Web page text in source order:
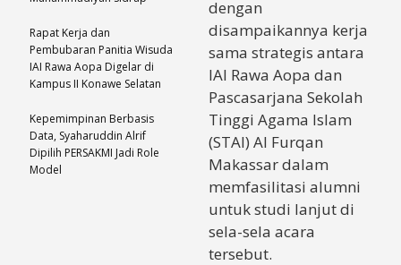
dengan
disampaikannya kerja
sama strategis antara
IAI Rawa Aopa dan
Pascasarjana Sekolah
Tinggi Agama Islam
(STAI) Al Furqan
Makassar dalam
memfasilitasi alumni
untuk studi lanjut di
sela-sela acara
tersebut.
Rapat Kerja dan
Pembubaran Panitia Wisuda
IAI Rawa Aopa Digelar di
Kampus II Konawe Selatan
Kepemimpinan Berbasis
Data, Syaharuddin Alrif
Dipilih PERSAKMI Jadi Role
Model